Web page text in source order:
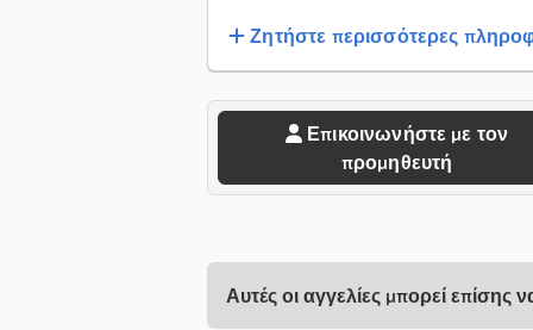
Ζητήστε περισσότερες
Επικοινωνήστε με τον
προμηθευτή
Αυτές οι αγγελίες μπορεί επίσης